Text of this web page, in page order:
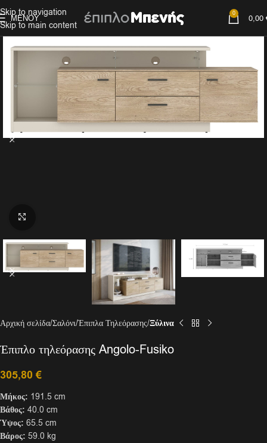
Skip to navigation
Skip to main content
ΜΕΝΟΎ 0 0,00
Αρχική σελίδα Σαλόνι Έπιπλα Τηλεόρασης Ξύλινα
Έπιπλο τηλεόρασης Angolo-Fusiko
305,80€
Μήκος: 191.5 cm
Βάθος: 40.0 cm
Ύψος: 65.5 cm
Βάρος: 59.0 kg